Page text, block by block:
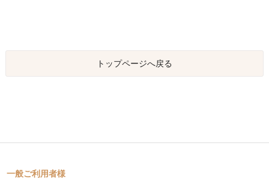
トップページへ戻る
一般ご利用者様